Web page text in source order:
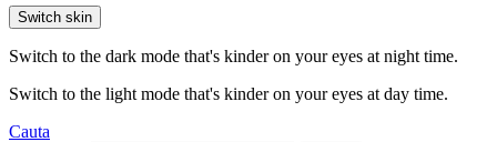
Switch skin
Switch to the dark mode that's kinder on your eyes at night time.
Switch to the light mode that's kinder on your eyes at day time.
Cauta